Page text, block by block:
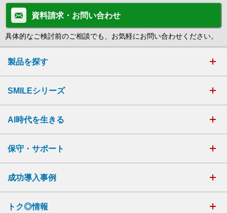
資料請求・お問い合わせ
具体的なご検討前のご相談でも、お気軽にお問い合わせください。
製品を探す
SMILEシリーズ
AI時代を生きる
保守・サポート
成功導入事例
トク◎情報